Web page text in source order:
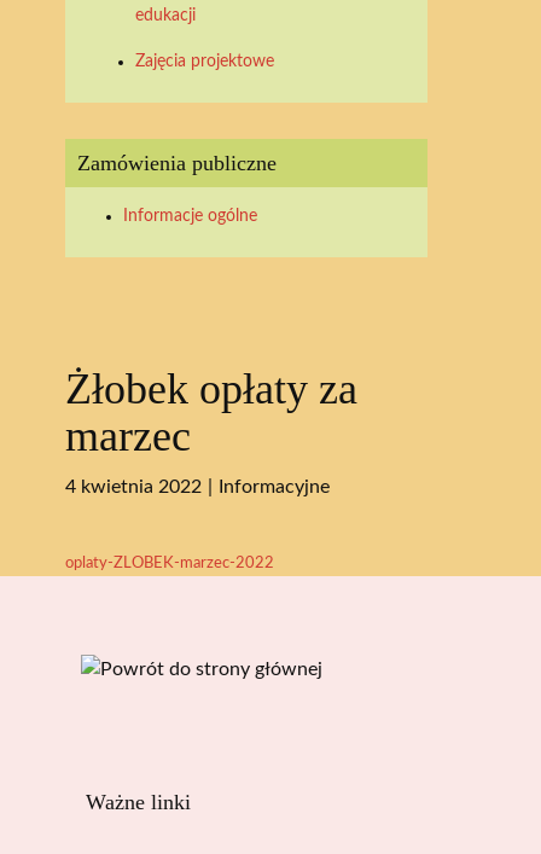
edukacji
Zajęcia projektowe
Zamówienia publiczne
Informacje ogólne
Żłobek opłaty za
marzec
4 kwietnia 2022 Informacyjne
oplaty-ZLOBEK-marzec-2022
Ważne linki